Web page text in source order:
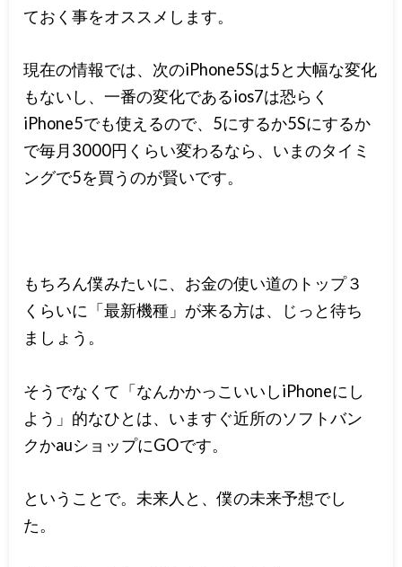
ておく事をオススメします。
現在の情報では、次のiPhone5Sは5と大幅な変化
もないし、一番の変化であるios7は恐らく
iPhone5でも使えるので、5にするか5Sにするか
で毎月3000円くらい変わるなら、いまのタイミ
ングで5を買うのが賢いです。
もちろん僕みたいに、お金の使い道のトップ３
くらいに「最新機種」が来る方は、じっと待ち
ましょう。
そうでなくて「なんかかっこいいしiPhoneにし
よう」的なひとは、いますぐ近所のソフトバン
クかauショップにGOです。
ということで。未来人と、僕の未来予想でし
た。